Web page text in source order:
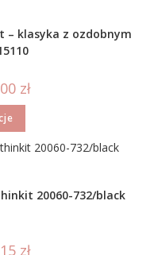
– klasyka z ozdobnym
zł
20060-732/black
zł